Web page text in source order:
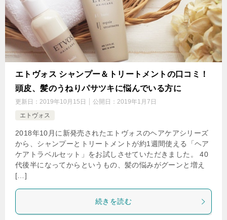
エトヴォス シャンプー＆トリートメントの口コミ！
頭皮、髪のうねりパサツキに悩んでいる方に
更新日： 2019年10月15日 公開日： 2019年1月7日
エトヴォス
2018年10月に新発売されたエトヴォスのヘアケアシリーズ
から、シャンプーとトリートメントが約1週間使える「ヘア
ケアトラベルセット」をお試しさせていただきました。 40
代後半になってからというもの、髪の悩みがグーンと増え
[…]
続きを読む